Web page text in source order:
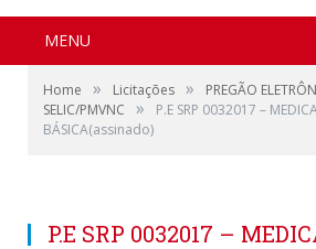
MENU
Home » Licitações »
PREGÃO
SELIC/PMVNC
»
P.E SRP 0032017 –
BÁSICA(assinado)
P.E SRP 0032017 –